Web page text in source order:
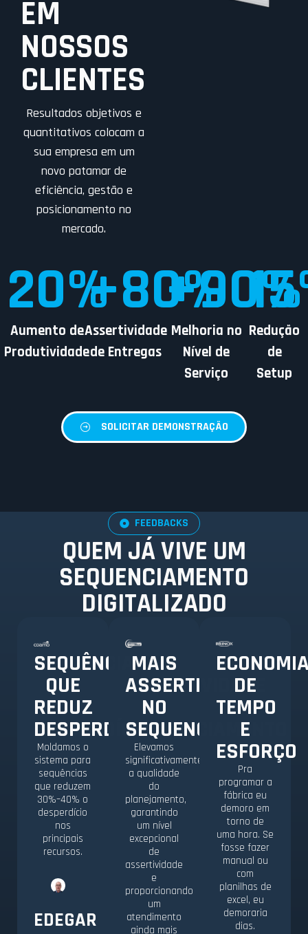
EM
NOSSOS
CLIENTES
Resultados objetivos e
quantitativos colocam a
sua empresa em um
novo patamar de
eficiência, gestão e
posicionamento no
mercado.
Aumento de
Produtividade
20%
Assertividade
de Entregas
+80%
Melhoria no
Nível de
Serviço
+90%
Redução
de
Setup
15
SOLICITAR DEMONSTRAÇÃO
FEEDBACKS
QUEM JÁ VIVE UM
SEQUENCIAMENTO
DIGITALIZADO
SEQUÊNCIA
QUE
REDUZ
DESPERDÍCIO
Moldamos o
sistema para
sequências
que reduzem
30%–40% o
desperdício
nos
principais
recursos.
EDEGAR
MAIS
ASSERTIVIDADE
NO
SEQUENCIAMENTO
Elevamos
significativamente
a qualidade
do
planejamento,
garantindo
um nível
excepcional
de
assertividade
e
proporcionando
um
atendimento
ainda mais
DE
TEMPO
E
ESFORÇO
Pra
programar a
fábrica eu
demoro em
torno de
uma hora. Se
fosse fazer
manual ou
com
planilhas de
excel, eu
demoraria
dias.